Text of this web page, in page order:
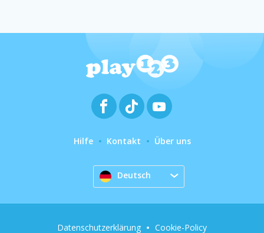
Hilfe Kontakt Über uns
Deutsch
Datenschutzerklärung Cookie-Policy